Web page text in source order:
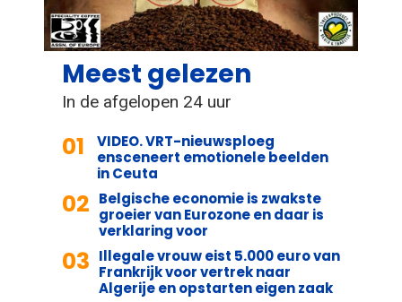
Meest gelezen
In de afgelopen 24 uur
01
VIDEO. VRT-nieuwsploeg
ensceneert emotionele beelden
in Ceuta
02 Belgische economie is zwakste
groeier van Eurozone en daar is
verklaring voor
03 Illegale vrouw eist 5.000 euro van
Frankrijk voor vertrek naar
Algerije en opstarten eigen zaak